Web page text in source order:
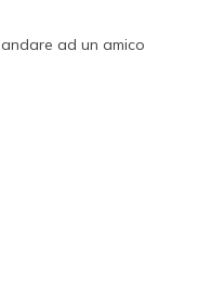
ad un amico